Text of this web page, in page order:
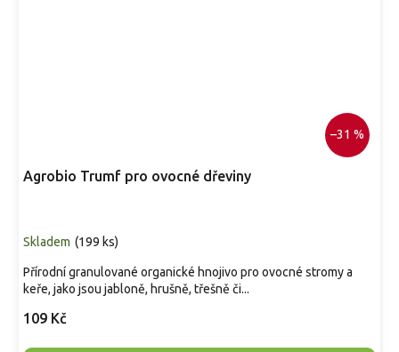
–31 %
Agrobio Trumf pro ovocné dřeviny
Skladem (199 ks)
109 Kč
Přírodní granulované organické hnojivo pro ovocné stromy a
keře, jako jsou jabloně, hrušně, třešně či...